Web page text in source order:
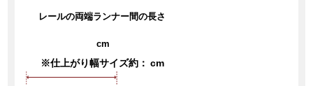
レールの両端ランナー間の長さ
cm
※仕上がり幅サイズ約： cm